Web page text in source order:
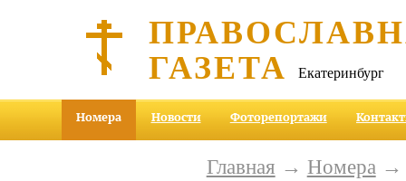
ГАЗЕТА Екатеринбург
Номера Новости Фоторепортажи
Главная → Номера